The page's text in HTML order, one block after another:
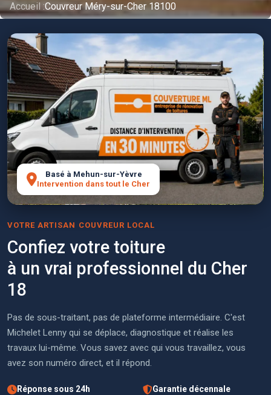
Accueil :Couvreur Méry-sur-Cher 18100
Basé à Mehun-sur-Yèvre
Intervention dans tout le Cher
VOTRE ARTISAN COUVREUR LOCAL
Confiez votre toiture
à un vrai professionnel du Cher
18
Pas de sous-traitant, pas de plateforme intermédiaire. C'est
Michelet Lenny qui se déplace, diagnostique et réalise les
travaux lui-même. Vous savez avec qui vous travaillez, vous
avez son numéro direct, et il répond.
Réponse sous 24h Garantie décennale